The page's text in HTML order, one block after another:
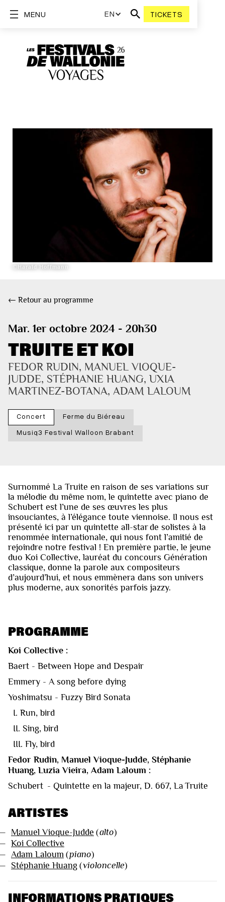
EN TICKETS
MENU
©Harald Hoffmann
← Retour au programme
Mar. 1er octobre 2024 - 20h30
TRUITE ET KOI
FEDOR RUDIN, MANUEL VIOQUE-
JUDDE, STÉPHANIE HUANG, UXIA
MARTINEZ-BOTANA, ADAM LALOUM
Concert
Ferme du Biéreau
Musiq3 Festival Walloon Brabant
Surnommé La Truite en raison de ses variations sur
la mélodie du même nom, le quintette avec piano de
Schubert est l’une de ses œuvres les plus
insouciantes, à l’élégance toute viennoise. Il nous est
présenté ici par un quintette all-star de solistes à la
renommée internationale, qui nous font l’amitié de
rejoindre notre festival ! En première partie, le jeune
duo Koi Collective, lauréat du concours Génération
classique, donne la parole aux compositeurs
d’aujourd’hui, et nous emmènera dans son univers
plus moderne, aux sonorités parfois jazzy.
PROGRAMME
Koi Collective :
Baert - Between Hope and Despair
Emmery - A song before dying
Yoshimatsu - Fuzzy Bird Sonata
I. Run, bird
II. Sing, bird
III. Fly, bird
Fedor Rudin, Manuel Vioque-Judde, Stéphanie
Huang, Luzia Vieira, Adam Laloum :
Schubert - Quintette en la majeur, D. 667, La Truite
ARTISTES
Manuel Vioque-Judde (alto)
Koi Collective
Adam Laloum (piano)
Stéphanie Huang (violoncelle)
INFORMATIONS PRATIQUES